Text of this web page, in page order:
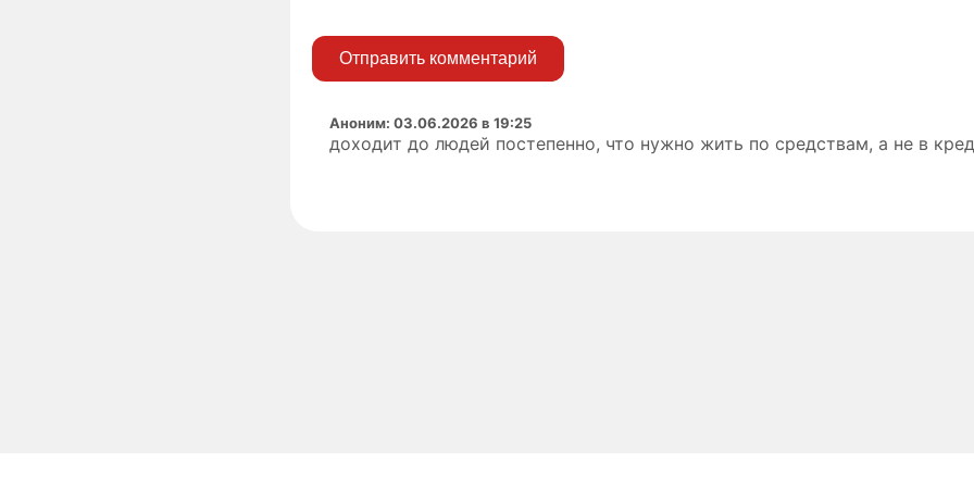
Отправить комментарий
Аноним: 03.06.2026 в 19:25
доходит до людей постепенно, что нужно жить по средствам, а не в